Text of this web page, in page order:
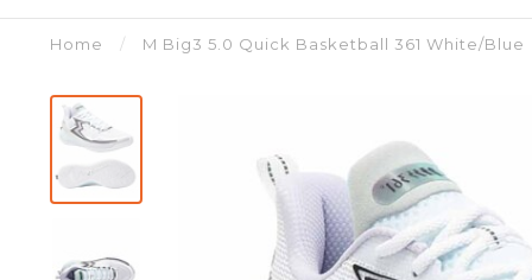
Home / M Big3 5.0 Quick Basketball 361 White/Blue